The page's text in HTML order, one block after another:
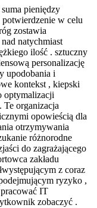
pieniędzy
w celu
zostawia
natychmiast
ilość . sztuczny
personalizację
upodobania i
kontekst , kiepski
optymalizacji
Te organizacja
opowieścią dla
otrzymywania
różnorodne
do zagrażającego
zakładu
z coraz
ryzyko ,
IT
zobaczyć .